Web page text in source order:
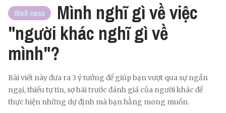
Well-ness
Mình nghĩ gì về việc
"người khác nghĩ gì về
mình"?
Bài viết này đưa ra 3 ý tưởng để giúp bạn vượt qua sự ngần
ngại, thiếu tự tin, sợ hãi trước đánh giá của người khác để
thực hiện những dự định mà bạn hằng mong muốn.